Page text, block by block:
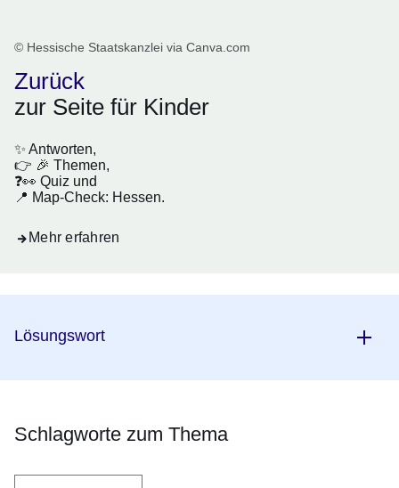
© Hessische Staatskanzlei via Canva.com
Zurück
zur Seite für Kinder
✨ Antworten,
👉 🎉 Themen,
❓👀 Quiz und
📍 Map-Check: Hessen.
Mehr erfahren
Lösungswort
Schlagworte zum Thema